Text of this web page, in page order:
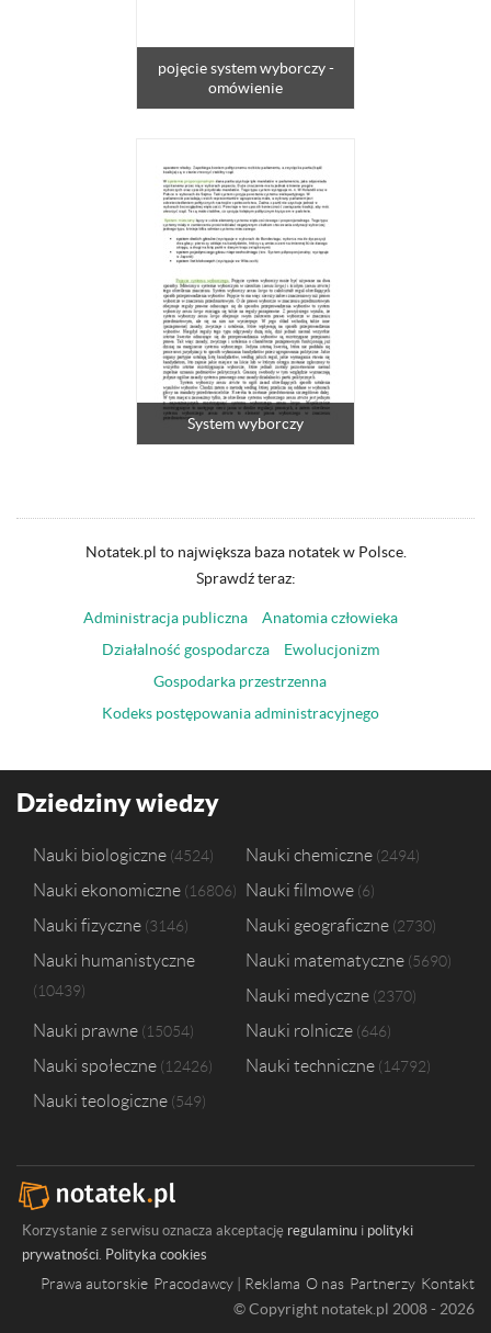
pojęcie system wyborczy -
omówienie
System wyborczy
Notatek.pl to największa baza notatek w Polsce.
Sprawdź teraz:
Administracja publiczna
Anatomia człowieka
Działalność gospodarcza
Ewolucjonizm
Gospodarka przestrzenna
Kodeks postępowania administracyjnego
Dziedziny wiedzy
Nauki biologiczne 4524 Nauki chemiczne 2494
Nauki ekonomiczne 16806 Nauki filmowe 6
Nauki fizyczne 3146 Nauki geograficzne 2730
Nauki humanistyczne
10439
Nauki matematyczne 5690
Nauki medyczne 2370
Nauki prawne 15054 Nauki rolnicze 646
Nauki społeczne 12426 Nauki techniczne 14792
Nauki teologiczne 549
Korzystanie z serwisu oznacza akceptację regulaminu i polityki
prywatności. Polityka cookies
Prawa autorskie Pracodawcy | Reklama O nas Partnerzy Kontakt
© Copyright notatek.pl 2008 - 2026